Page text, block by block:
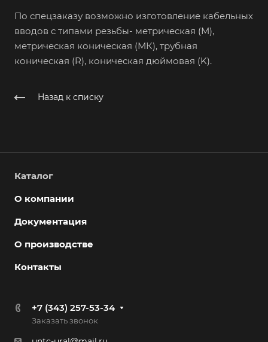
По спецзаказу возможно изготовление кабельных
вводов с типами резьбы- метрическая (М),
метрическая коническая (МК), трубная
коническая (R), коническая дюймовая (K).
Назад к списку
Каталог
О компании
Документация
О производстве
Контакты
+7 (343) 257-53-34
Заказать звонок